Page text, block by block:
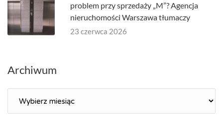
problem przy sprzedaży „M”? Agencja
nieruchomości Warszawa tłumaczy
23 czerwca 2026
Archiwum